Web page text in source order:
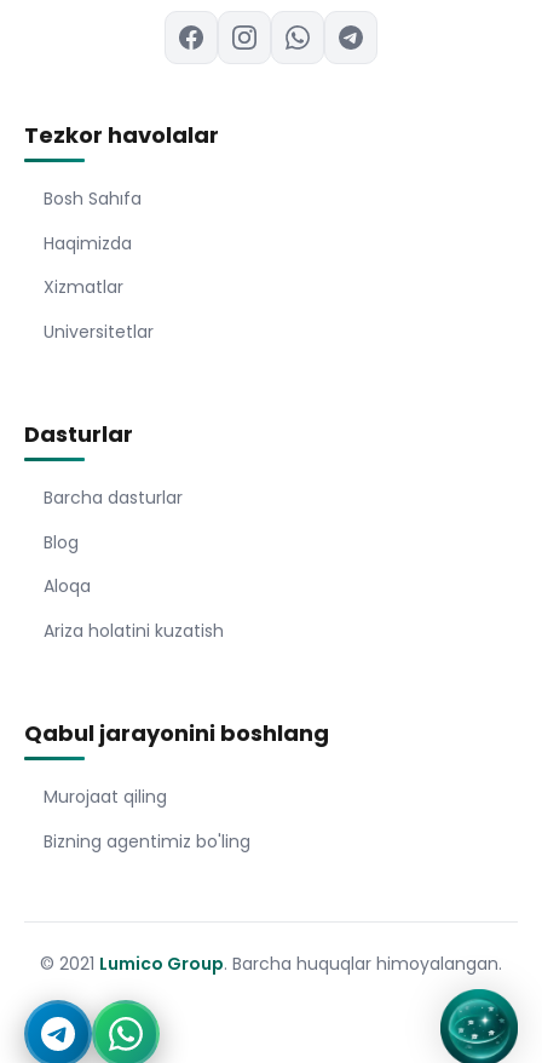
Tezkor havolalar
Bosh Sahıfa
Haqimizda
Xizmatlar
Universitetlar
Dasturlar
Barcha dasturlar
Blog
Aloqa
Ariza holatini kuzatish
Qabul jarayonini boshlang
Murojaat qiling
Bizning agentimiz bo'ling
© 2021 Lumico Group. Barcha huquqlar himoyalangan.